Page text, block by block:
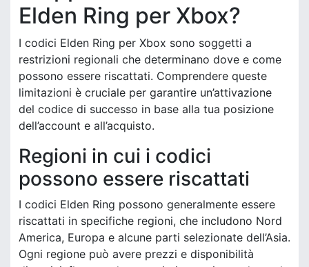
Elden Ring per Xbox?
I codici Elden Ring per Xbox sono soggetti a
restrizioni regionali che determinano dove e come
possono essere riscattati. Comprendere queste
limitazioni è cruciale per garantire un’attivazione
del codice di successo in base alla tua posizione
dell’account e all’acquisto.
Regioni in cui i codici
possono essere riscattati
I codici Elden Ring possono generalmente essere
riscattati in specifiche regioni, che includono Nord
America, Europa e alcune parti selezionate dell’Asia.
Ogni regione può avere prezzi e disponibilità